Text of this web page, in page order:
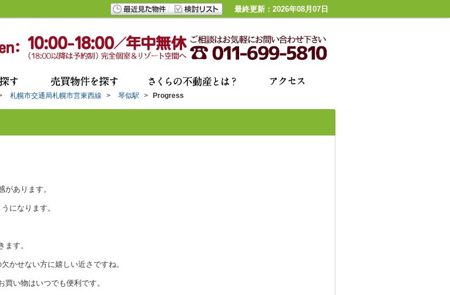
最終更新：2026年08月07日
札幌市交通局札幌市営東西線 > 琴似駅 > Progress
あります。
になります。
す。
かせない方に嬉しい近さですね。
い物はいつでも便利です。